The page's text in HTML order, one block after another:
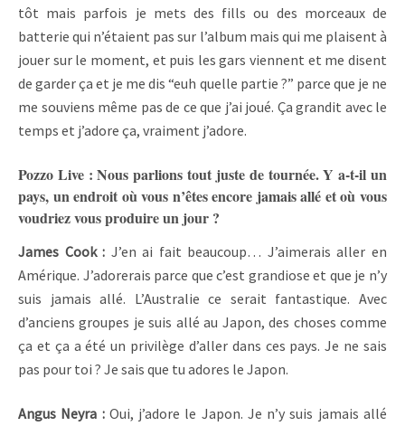
tôt mais parfois je mets des fills ou des morceaux de
batterie qui n’étaient pas sur l’album mais qui me plaisent à
jouer sur le moment, et puis les gars viennent et me disent
de garder ça et je me dis “euh quelle partie ?” parce que je ne
me souviens même pas de ce que j’ai joué. Ça grandit avec le
temps et j’adore ça, vraiment j’adore.
Pozzo Live : Nous parlions tout juste de tournée. Y a-t-il un
pays, un endroit où vous n’êtes encore jamais allé et où vous
voudriez vous produire un jour ?
James Cook : J’en ai fait beaucoup… J’aimerais aller en
Amérique. J’adorerais parce que c’est grandiose et que je n’y
suis jamais allé. L’Australie ce serait fantastique. Avec
d’anciens groupes je suis allé au Japon, des choses comme
ça et ça a été un privilège d’aller dans ces pays. Je ne sais
pas pour toi ? Je sais que tu adores le Japon.
Angus Neyra : Oui, j’adore le Japon. Je n’y suis jamais allé